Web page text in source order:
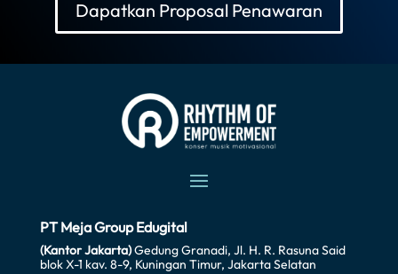
Dapatkan Proposal Penawaran
PT Meja Group Edugital
(Kantor Jakarta)Gedung Granadi, Jl. H. R. Rasuna Said
blok X-1 kav. 8-9, Kuningan Timur, Jakarta Selatan